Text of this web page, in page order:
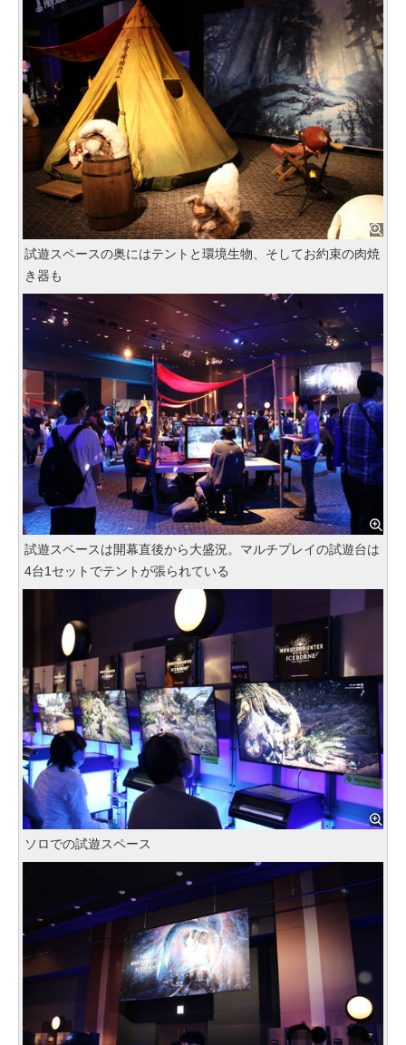
試遊スペースの奥にはテントと環境生物、そしてお約束の肉焼
き器も
試遊スペースは開幕直後から大盛況。マルチプレイの試遊台は
4台1セットでテントが張られている
ソロでの試遊スペース